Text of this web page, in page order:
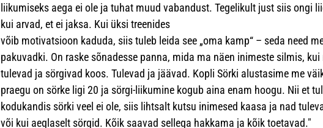
liikumiseks aega ei ole ja tuhat muud vabandust. Tegelikult just siis ongi
kui arvad, et ei jaksa. Kui üksi treenides
võib motivatsioon kaduda, siis tuleb leida see „oma kamp“ – seda need
pakuvadki. On raske sõnadesse panna, mida ma näen inimeste silmis,
tulevad ja sörgivad koos. Tulevad ja jäävad. Kopli Sörki alustasime me
praegu on sörke ligi 20 ja sörgi-liikumine kogub aina enam hoogu. Nii et
kodukandis sörki veel ei ole, siis lihtsalt kutsu inimesed kaasa ja nad
või kui aeglaselt sörgid. Kõik saavad sellega hakkama ja kõik toetavad."